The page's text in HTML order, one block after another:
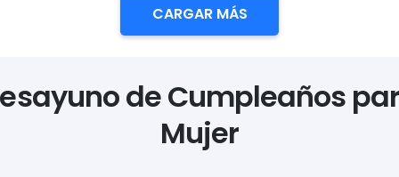
CARGAR MÁS
de Cumpleaños
Mujer